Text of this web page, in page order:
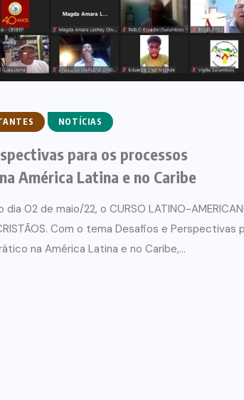
NOTÍCIAS
para os processos
América Latina e no Caribe
dia 02 de maio/22, o CURSO LATINO-
Com o tema Desafios e Perspectivas
na América Latina e no Caribe,...